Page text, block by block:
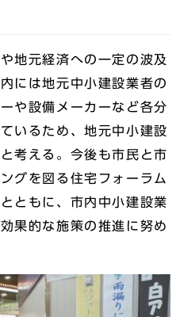
地元経済への一定の波及
には地元中小建設業者の
や設備メーカーなど各分
いるため、地元中小建設
考える。今後も市民と市
グを図る住宅フォーラム
ともに、市内中小建設業
果的な施策の推進に努め